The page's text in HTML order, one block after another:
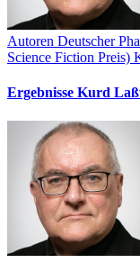
Autoren Deutscher
Science Fiction Preis)
Ergebnisse Kurd